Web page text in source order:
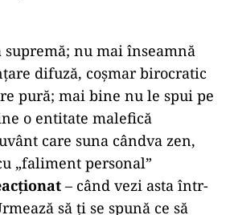
supremă; nu mai înseamnă
difuză, coșmar birocratic
pură; mai bine nu le spui pe
o entitate malefică
care suna cândva zen,
„faliment personal”
– când vezi asta într-
să ți se spună ce să